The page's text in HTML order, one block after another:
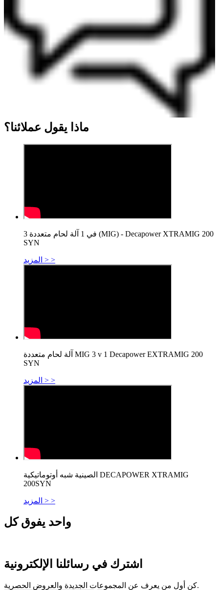
ماذا يقول عملائنا؟
3 في 1 آلة لحام متعددة (MIG) - Decapower XTRAMIG 200
SYN
المزيد > >
آلة لحام متعددة MIG 3 v 1 Decapower EXTRAMIG 200
SYN
المزيد > >
الصينية شبه أوتوماتيكية DECAPOWER XTRAMIG
200SYN
المزيد > >
واحد يفوق كل
اشترك في رسائلنا الإلكترونية
كن أول من يعرف عن المجموعات الجديدة والعروض الحصرية.